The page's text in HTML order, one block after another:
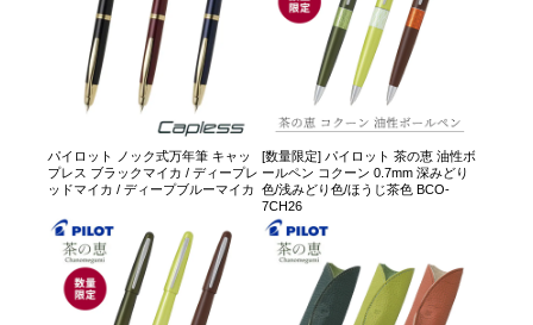
パイロット ノック式万年筆 キャッ
プレス ブラックマイカ / ディープレ
ッドマイカ / ディープブルーマイカ
[数量限定] パイロット 茶の恵 油性ボ
ールペン コクーン 0.7mm 深みどり
色/浅みどり色/ほうじ茶色 BCO-
7CH26